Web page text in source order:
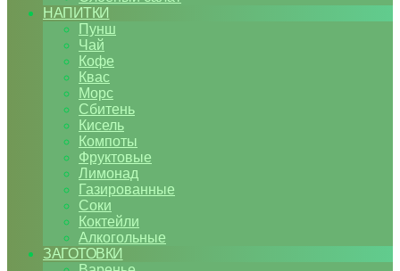
НАПИТКИ
Пунш
Чай
Кофе
Квас
Морс
Сбитень
Кисель
Компоты
Фруктовые
Лимонад
Газированные
Соки
Коктейли
Алкогольные
ЗАГОТОВКИ